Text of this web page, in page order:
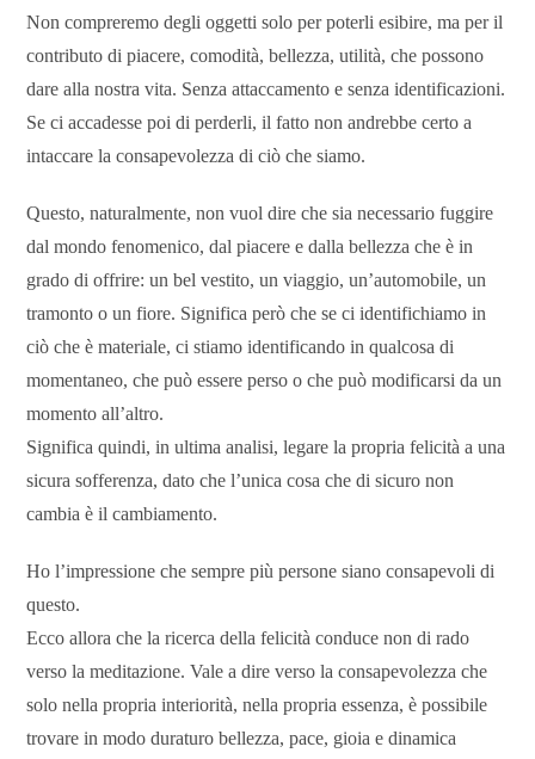
Non compreremo degli oggetti solo per poterli esibire, ma per il
contributo di piacere, comodità, bellezza, utilità, che possono
dare alla nostra vita. Senza attaccamento e senza identificazioni.
Se ci accadesse poi di perderli, il fatto non andrebbe certo a
intaccare la consapevolezza di ciò che siamo.
Questo, naturalmente, non vuol dire che sia necessario fuggire
dal mondo fenomenico, dal piacere e dalla bellezza che è in
grado di offrire: un bel vestito, un viaggio, un’automobile, un
tramonto o un fiore. Significa però che se ci identifichiamo in
ciò che è materiale, ci stiamo identificando in qualcosa di
momentaneo, che può essere perso o che può modificarsi da un
momento all’altro.
Significa quindi, in ultima analisi, legare la propria felicità a una
sicura sofferenza, dato che l’unica cosa che di sicuro non
cambia è il cambiamento.
Ho l’impressione che sempre più persone siano consapevoli di
questo.
Ecco allora che la ricerca della felicità conduce non di rado
verso la meditazione. Vale a dire verso la consapevolezza che
solo nella propria interiorità, nella propria essenza, è possibile
trovare in modo duraturo bellezza, pace, gioia e dinamica